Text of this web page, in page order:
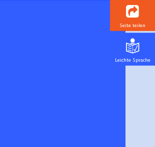
Seite teilen
Leichte Sprache